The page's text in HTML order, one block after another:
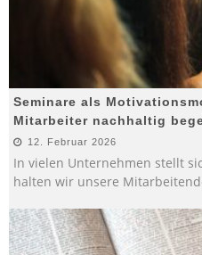
Seminare als
Mitarbeiter nachhaltig
12. Februar 2026
In vielen Unternehmen stellt
halten wir unsere